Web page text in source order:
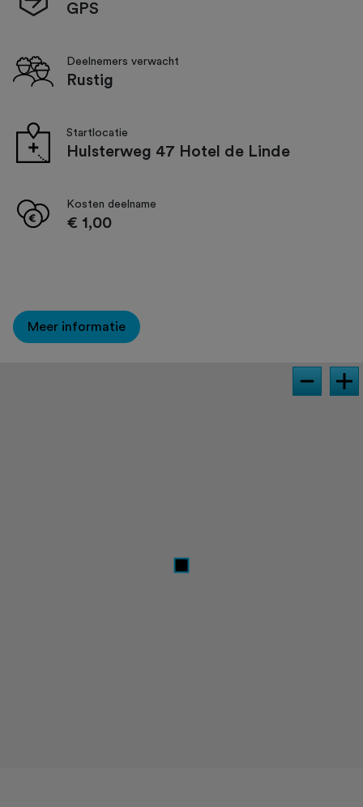
GPS
Deelnemers verwacht
Rustig
Startlocatie
Hulsterweg 47 Hotel de Linde
Kosten deelname
€ 1,00
Meer informatie